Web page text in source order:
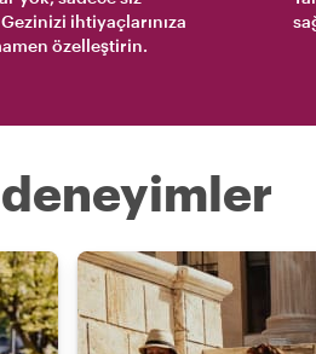
Gezinizi ihtiyaçlarınıza
özelleştirin.